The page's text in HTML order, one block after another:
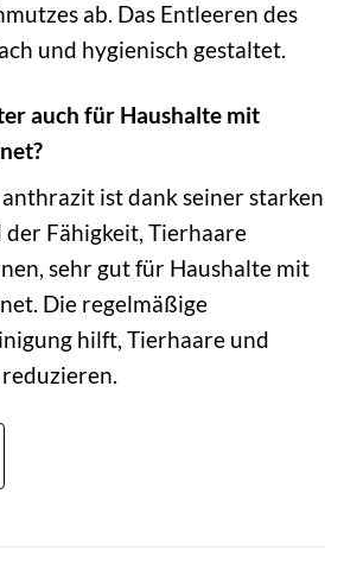
ab. Das Entleeren des
und hygienisch gestaltet.
auch für Haushalte mit
ist dank seiner starken
der Fähigkeit, Tierhaare
sehr gut für Haushalte mit
Die regelmäßige
hilft, Tierhaare und